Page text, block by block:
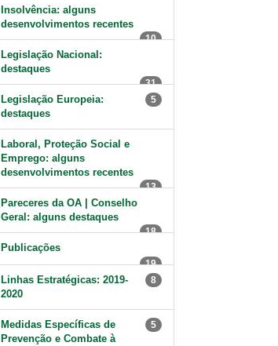
Insolvência: alguns
desenvolvimentos recentes
10
Legislação Nacional:
destaques
31
Legislação Europeia:
destaques
5
Laboral, Proteção Social e
Emprego: alguns
desenvolvimentos recentes
13
Pareceres da OA | Conselho
Geral: alguns destaques
18
Publicações
19
Linhas Estratégicas: 2019-
2020
8
Medidas Específicas de
Prevenção e Combate à
5